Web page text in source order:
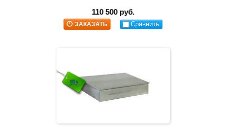
110 500 руб.
ЗАКАЗАТЬ Сравнить